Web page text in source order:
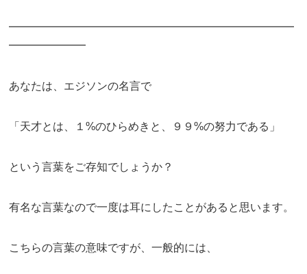
━━━━━━━━━━━━━━━━━━━━━━━━━━
━━━━━━━
あなたは、エジソンの名言で
「天才とは、１%のひらめきと、９９%の努力である」
という言葉をご存知でしょうか？
有名な言葉なので一度は耳にしたことがあると思います。
こちらの言葉の意味ですが、一般的には、